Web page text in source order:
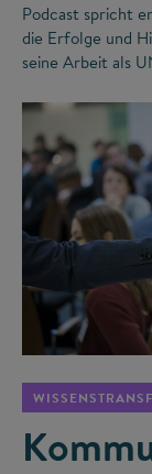
Podcast spricht
die Erfolge und
seine Arbeit als